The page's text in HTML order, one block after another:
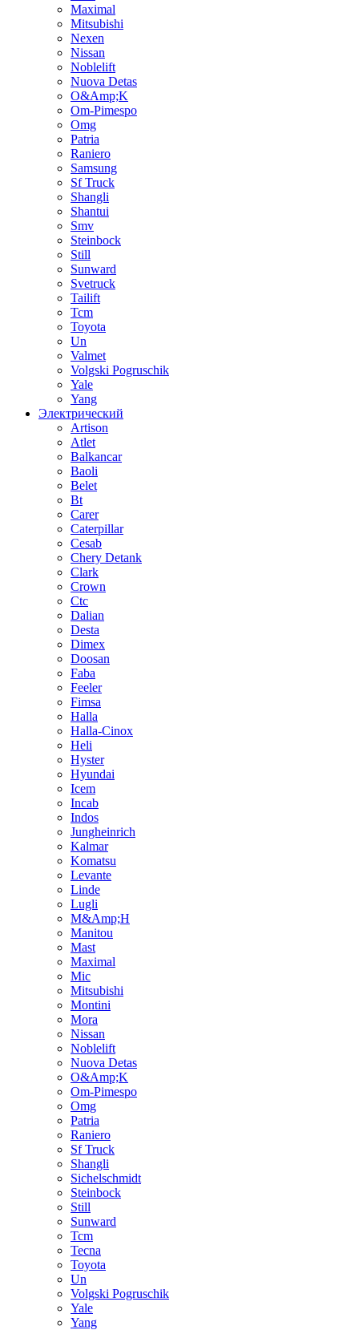
Maximal
Mitsubishi
Nexen
Nissan
Noblelift
Nuova Detas
O&Amp;K
Om-Pimespo
Omg
Patria
Raniero
Samsung
Sf Truck
Shangli
Shantui
Smv
Steinbock
Still
Sunward
Svetruck
Tailift
Tcm
Toyota
Un
Valmet
Volgski Pogruschik
Yale
Yang
Электрический
Artison
Atlet
Balkancar
Baoli
Belet
Bt
Carer
Caterpillar
Cesab
Chery Detank
Clark
Crown
Ctc
Dalian
Desta
Dimex
Doosan
Faba
Feeler
Fimsa
Halla
Halla-Cinox
Heli
Hyster
Hyundai
Icem
Incab
Indos
Jungheinrich
Kalmar
Komatsu
Levante
Linde
Lugli
M&Amp;H
Manitou
Mast
Maximal
Mic
Mitsubishi
Montini
Mora
Nissan
Noblelift
Nuova Detas
O&Amp;K
Om-Pimespo
Omg
Patria
Raniero
Sf Truck
Shangli
Sichelschmidt
Steinbock
Still
Sunward
Tcm
Tecna
Toyota
Un
Volgski Pogruschik
Yale
Yang